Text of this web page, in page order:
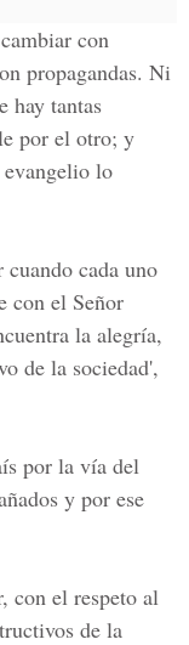
con
propagandas. Ni
hay tantas
por el otro; y
evangelio lo
cada uno
con el Señor
la alegría,
de la sociedad',
por la vía del
y por ese
con el respeto al
de la